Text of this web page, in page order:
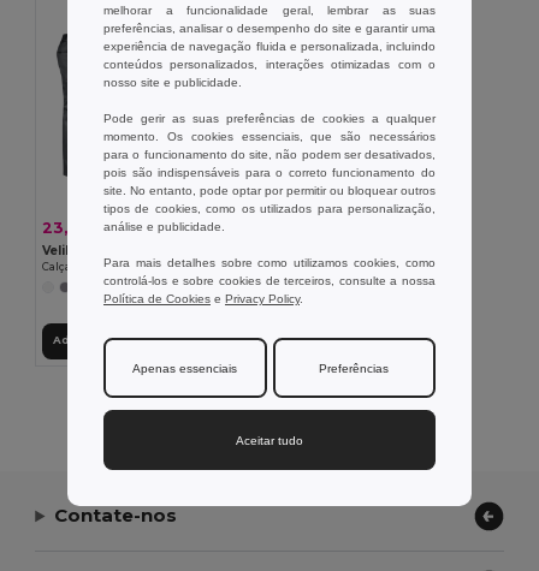
23,05 € 37,23 € -38%
Velilla 36029
Calças bicolor em sarja multibolsos (240 g/m²), em algodão (35%) e poliéster (65%)
+1 CORES
Adicionar ao Carrinho
Exibindo Todos Os Produtos.
Contate-nos
melhorar a funcionalidade geral, lembrar as suas
preferências, analisar o desempenho do site e garantir uma
experiência de navegação fluida e personalizada, incluindo
conteúdos personalizados, interações otimizadas com o
nosso site e publicidade.
Pode gerir as suas preferências de cookies a qualquer
momento. Os cookies essenciais, que são necessários
para o funcionamento do site, não podem ser desativados,
pois são indispensáveis para o correto funcionamento do
site. No entanto, pode optar por permitir ou bloquear outros
tipos de cookies, como os utilizados para personalização,
análise e publicidade.
Para mais detalhes sobre como utilizamos cookies, como
controlá-los e sobre cookies de terceiros, consulte a nossa
Política de Cookies e Privacy Policy.
Apenas essenciais Preferências
Aceitar tudo